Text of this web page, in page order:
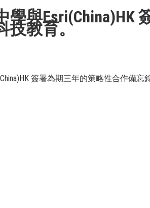
學與
技教育。
簽署為期三年的策略性合作備